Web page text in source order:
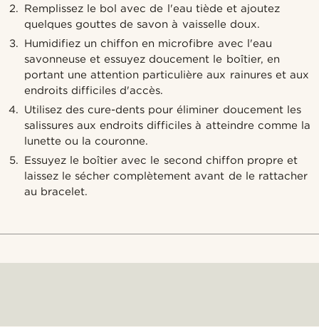
Remplissez le bol avec de l'eau tiède et ajoutez
quelques gouttes de savon à vaisselle doux.
Humidifiez un chiffon en microfibre avec l'eau
savonneuse et essuyez doucement le boîtier, en
portant une attention particulière aux rainures et aux
endroits difficiles d'accès.
Utilisez des cure-dents pour éliminer doucement les
salissures aux endroits difficiles à atteindre comme la
lunette ou la couronne.
Essuyez le boîtier avec le second chiffon propre et
laissez le sécher complètement avant de le rattacher
au bracelet.